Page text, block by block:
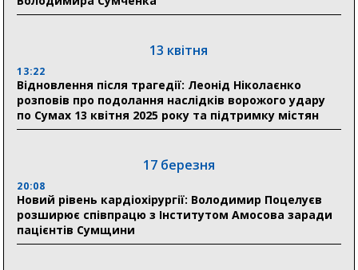
17:52
«Укрексімбанк» припиняє виплату пенсій: у
Пенсійному фонді Сумщини пояснили, що робити
людям
Артем Кобзар вручив родинам 20 полеглих Героїв
відзнаки «Почесного громадянина міста Суми»
30 липня
19:38
13 квітня
13:22
Відновлення після трагедії: Леонід Ніколаєнко
розповів про подолання наслідків ворожого удару
по Сумах 13 квітня 2025 року та підтримку містян
17 березня
20:08
Новий рівень кардіохірургії: Володимир Поцелуєв
розширює співпрацю з Інститутом Амосова заради
пацієнтів Сумщини